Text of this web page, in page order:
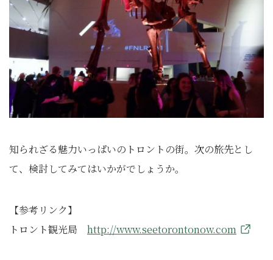
知られざる魅力いっぱいのトロントの街。次の旅先とし
て、検討してみてはいかがでしょうか。
【参考リンク】
トロント観光局 http://www.seetorontonow.com